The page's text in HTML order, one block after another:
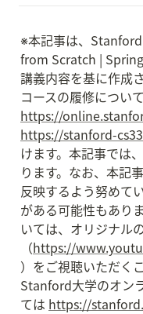
※本記事は、
from Scratch |
講義内容を基に作成
https://
https://stanford-
けます。本記事では
ります。なお、本記
反映するよう努めて
がある可能性もあり
いては、オリジナル
（https://
）をご視聴いただく
Stanford大学のオン
ては https://